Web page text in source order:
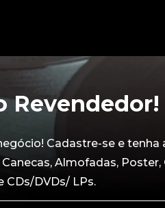
Revendedor!
Cadastre-se e
Almofadas,
DVDs/ LPs.